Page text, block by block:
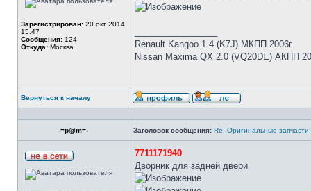
Зарегистрирован: 20 окт 2014
15:47
Сообщения: 124
Откуда: Москва
Renault Kangoo 1.4 (K7J) МКПП 2006г.
Nissan Maxima QX 2.0 (VQ20DE) АКПП
Вернуться к началу
-=p@m=- Заголовок сообщения: Re: Оригинальные
7711171940
Дворник для задней двери